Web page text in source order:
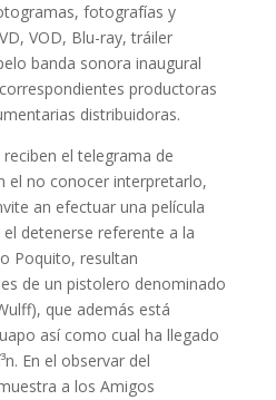
fotografías y
VOD, Blu-ray, tráiler
banda sonora inaugural
productoras
distribuidoras.
el telegrama de
el no conocer interpretarlo,
an efectuar una película
detenerse referente a la
Poquito, resultan
de un pistolero denominado
que además está
así­ como cual ha llegado
En el observar del
a los Amigos